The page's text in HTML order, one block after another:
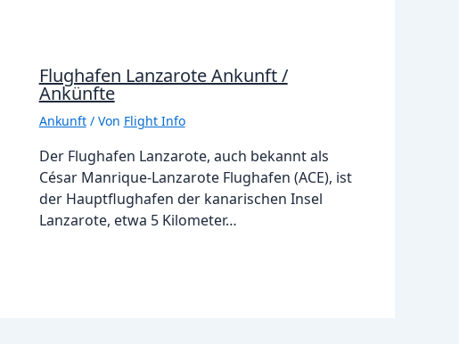
Flughafen Lanzarote Ankunft /
Ankünfte
Ankunft/ Von Flight Info
Der Flughafen Lanzarote, auch bekannt als
César Manrique-Lanzarote Flughafen (ACE), ist
der Hauptflughafen der kanarischen Insel
Lanzarote, etwa 5 Kilometer…